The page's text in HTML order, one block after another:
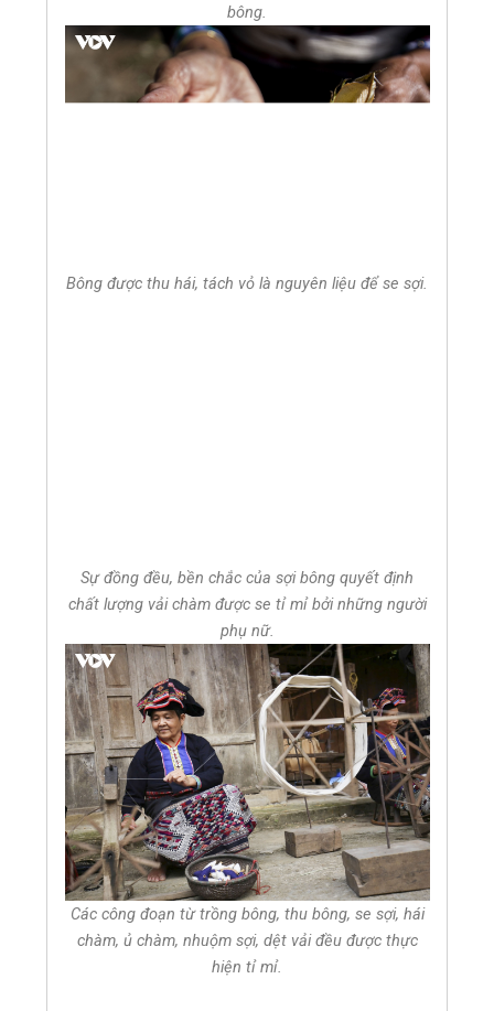
bông.
Bông được thu hái, tách vỏ là nguyên liệu để se sợi.
Sự đồng đều, bền chắc của sợi bông quyết định
chất lượng vải chàm được se tỉ mỉ bởi những người
phụ nữ.
Các công đoạn từ trồng bông, thu bông, se sợi, hái
chàm, ủ chàm, nhuộm sợi, dệt vải đều được thực
hiện tỉ mỉ.